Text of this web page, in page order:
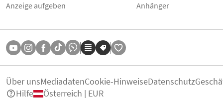
Anzeige aufgeben
Anhänger
Über unsMediadatenCookie-HinweiseDatenschutz
Hilfe
Österreich | EUR